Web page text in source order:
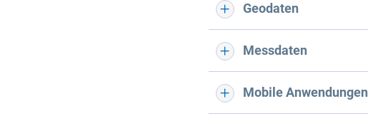
Geodaten
Messdaten
Mobile Anwendungen